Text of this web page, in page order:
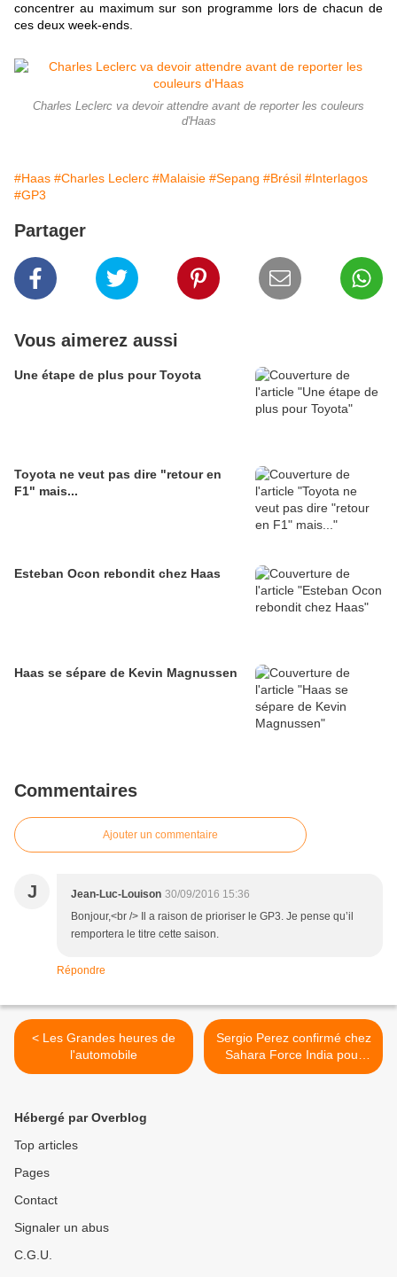
concentrer au maximum sur son programme lors de chacun de
ces deux week-ends.
Charles Leclerc va devoir attendre avant de reporter les couleurs
d'Haas
#Haas #Charles Leclerc #Malaisie #Sepang #Brésil #Interlagos
#GP3
Partager
Vous aimerez aussi
Une étape de plus pour Toyota
Toyota ne veut pas dire "retour en
F1" mais...
Esteban Ocon rebondit chez Haas
Haas se sépare de Kevin Magnussen
Commentaires
Ajouter un commentaire
J Jean-Luc-Louison 30/09/2016 15:36
Bonjour,<br /> Il a raison de prioriser le GP3. Je pense qu’il
remportera le titre cette saison.
Répondre
< Les Grandes heures de
l'automobile
Sergio Perez confirmé chez
Sahara Force India pour
2017 >
Hébergé par Overblog
Top articles
Pages
Contact
Signaler un abus
C.G.U.